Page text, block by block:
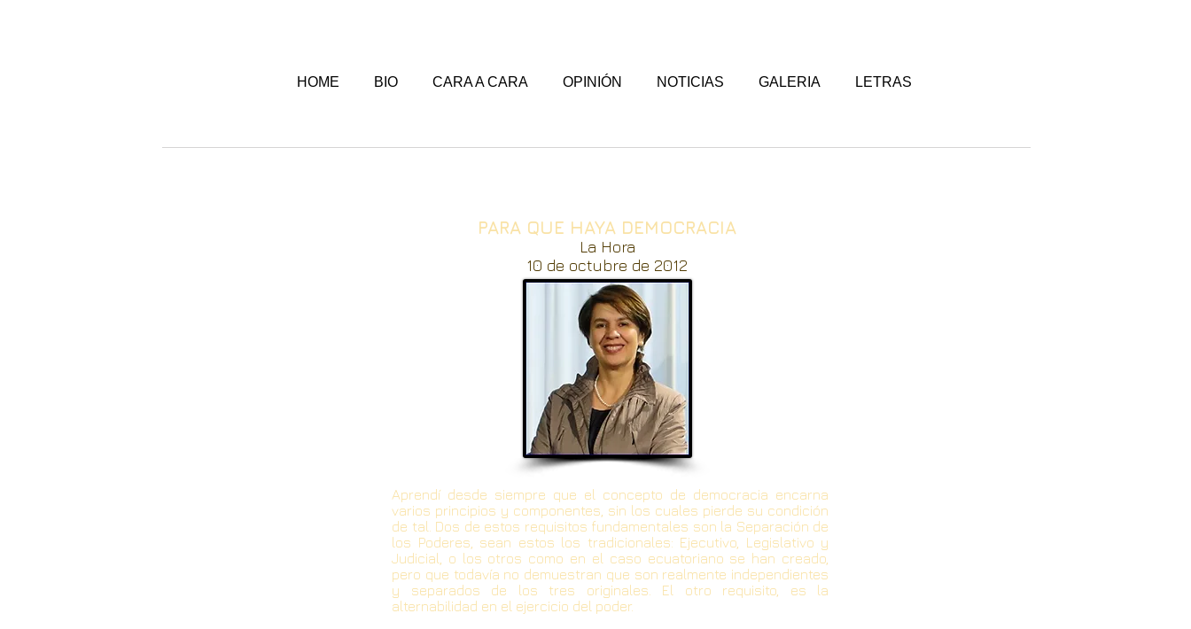
HOME BIO CARA A CARA OPINIÓN NOTICIAS GALERIA LETRAS
PARA QUE HAYA DEMOCRACIA
La Hora
10 de octubre de 2012
Aprendí desde siempre que el concepto de democracia encarna
varios principios y componentes, sin los cuales pierde su condición
de tal. Dos de estos requisitos fundamentales son la Separación de
los Poderes, sean estos los tradicionales: Ejecutivo, Legislativo y
Judicial, o los otros como en el caso ecuatoriano se han creado,
pero que todavía no demuestran que son realmente independientes
y separados de los tres originales. El otro requisito, es la
alternabilidad en el ejercicio del poder.